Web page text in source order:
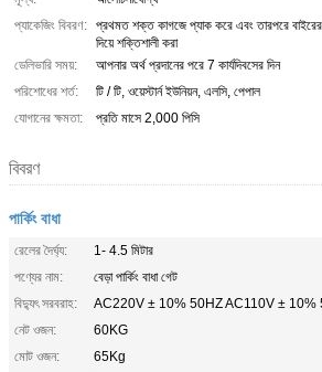
প্যাকেজিং বিবরণ: প্রথমত শক্ত কাগজে প্যাক করে এবং তারপরে বাইরের
দিয়ে শক্তিশালী করা
ডেলিভারি সময়:
আপনার অর্থ প্রদানের পরে 7 কার্যদিবসের দিন
পরিশোধের শর্ত:
টি / টি, ওয়েস্টার্ন ইউনিয়ন, এলসি, পেপাল
যোগানের ক্ষমতা:
প্রতি মাসে 2,000 পিসি
বিবরণ
পার্কিং বাধা
রেলের দৈর্ঘ্য:
1- 4.5 মিটার
পণ্যের নাম:
বেড়া পার্কিং বাধা গেট
বিদ্যুৎ সরবরাহ:
AC220V ± 10% 50HZ AC110V ± 10%
নেট ওজন:
60KG
মোট ওজন:
65Kg